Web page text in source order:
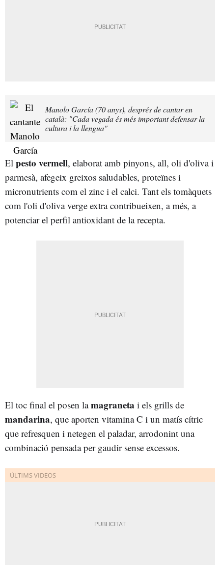
Manolo García (70 anys), després de cantar en
català: "Cada vegada és més important defensar la
cultura i la llengua"
El pesto vermell, elaborat amb pinyons, all, oli d'oliva i
parmesà, afegeix greixos saludables, proteïnes i
micronutrients com el zinc i el calci. Tant els tomàquets
com l'oli d'oliva verge extra contribueixen, a més, a
potenciar el perfil antioxidant de la recepta.
El toc final el posen lamagraneta i els grills de
mandarina, que aporten vitamina C i un matís cítric
que refresquen i netegen el paladar, arrodonint una
combinació pensada per gaudir sense excessos.